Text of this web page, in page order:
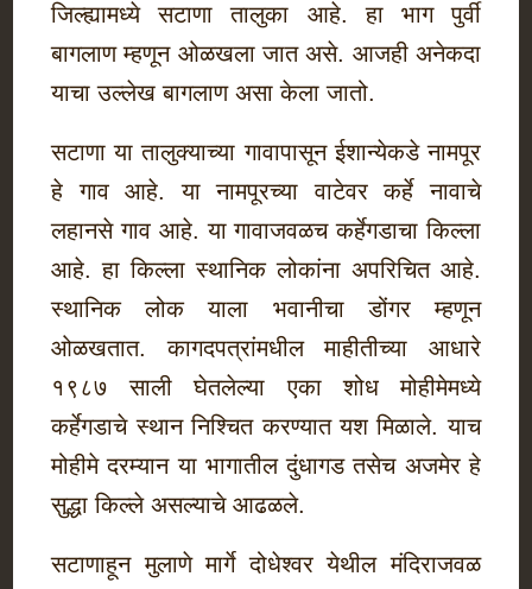
जिल्ह्यामध्ये सटाणा तालुका आहे. हा भाग पुर्वी
बागलाण म्हणून ओळखला जात असे. आजही अनेकदा
याचा उल्लेख बागलाण असा केला जातो.
सटाणा या तालुक्याच्या गावापासून ईशान्येकडे नामपूर
हे गाव आहे. या नामपूरच्या वाटेवर कर्हे नावाचे
लहानसे गाव आहे. या गावाजवळच कर्हेगडाचा किल्ला
आहे. हा किल्ला स्थानिक लोकांना अपरिचित आहे.
स्थानिक लोक याला भवानीचा डोंगर म्हणून
ओळखतात. कागदपत्रांमधील माहीतीच्या आधारे
१९८७ साली घेतलेल्या एका शोध मोहीमेमध्ये
कर्हेगडाचे स्थान निश्चित करण्यात यश मिळाले. याच
मोहीमे दरम्यान या भागातील दुंधागड तसेच अजमेर हे
सुद्धा किल्ले असल्याचे आढळले.
सटाणाहून मुलाणे मार्गे दोधेश्वर येथील मंदिराजवळ